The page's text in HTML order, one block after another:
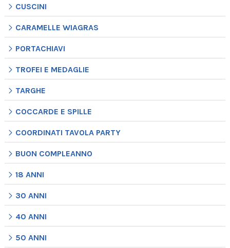
CUSCINI
CARAMELLE WIAGRAS
PORTACHIAVI
TROFEI E MEDAGLIE
TARGHE
COCCARDE E SPILLE
COORDINATI TAVOLA PARTY
BUON COMPLEANNO
18 ANNI
30 ANNI
40 ANNI
50 ANNI